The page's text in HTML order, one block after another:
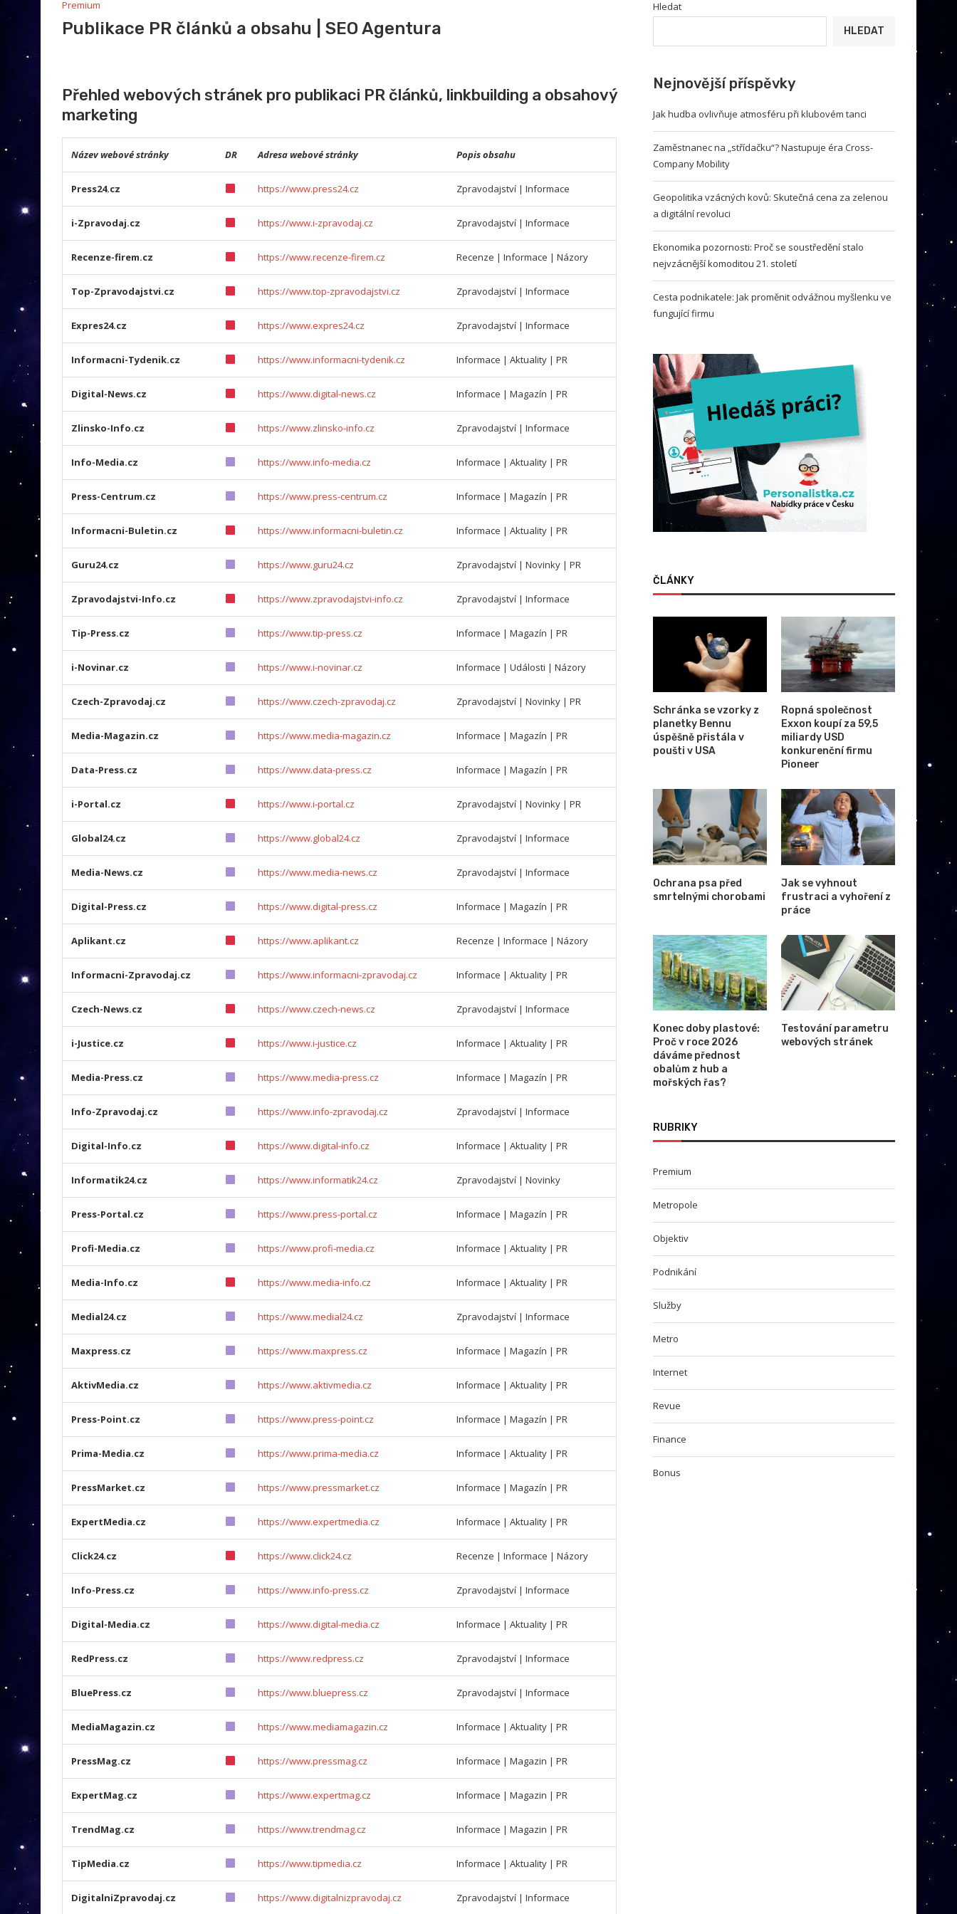
Premium
Publikace PR článků a obsahu | SEO Agentura
Přehled webových stránek pro publikaci PR článků, linkbuilding a obsahový
marketing
Název webové stránky DR Adresa webové stránky Popis obsahu
Press24.cz https://www.press24.cz Zpravodajství | Informace
i-Zpravodaj.cz https://www.i-zpravodaj.cz Zpravodajství | Informace
Recenze-firem.cz https://www.recenze-firem.cz Recenze | Informace | Názory
Top-Zpravodajstvi.cz https://www.top-zpravodajstvi.cz Zpravodajství | Informace
Expres24.cz https://www.expres24.cz Zpravodajství | Informace
Informacni-Tydenik.cz https://www.informacni-tydenik.cz Informace | Aktuality | PR
Digital-News.cz https://www.digital-news.cz Informace | Magazín | PR
Zlinsko-Info.cz https://www.zlinsko-info.cz Zpravodajství | Informace
Info-Media.cz https://www.info-media.cz Informace | Aktuality | PR
Press-Centrum.cz https://www.press-centrum.cz Informace | Magazín | PR
Informacni-Buletin.cz https://www.informacni-buletin.cz Informace | Aktuality | PR
Guru24.cz https://www.guru24.cz Zpravodajství | Novinky | PR
Zpravodajstvi-Info.cz https://www.zpravodajstvi-info.cz Zpravodajství | Informace
Tip-Press.cz https://www.tip-press.cz Informace | Magazín | PR
i-Novinar.cz https://www.i-novinar.cz Informace | Události | Názory
Czech-Zpravodaj.cz https://www.czech-zpravodaj.cz Zpravodajství | Novinky | PR
Media-Magazin.cz https://www.media-magazin.cz Informace | Magazín | PR
Data-Press.cz https://www.data-press.cz Informace | Magazín | PR
i-Portal.cz https://www.i-portal.cz Zpravodajství | Novinky | PR
Global24.cz https://www.global24.cz Zpravodajství | Informace
Media-News.cz https://www.media-news.cz Zpravodajství | Informace
Digital-Press.cz https://www.digital-press.cz Informace | Magazín | PR
Aplikant.cz https://www.aplikant.cz Recenze | Informace | Názory
Informacni-Zpravodaj.cz https://www.informacni-zpravodaj.cz Informace | Aktuality | PR
Czech-News.cz https://www.czech-news.cz Zpravodajství | Informace
i-Justice.cz https://www.i-justice.cz Informace | Aktuality | PR
Media-Press.cz https://www.media-press.cz Informace | Magazín | PR
Info-Zpravodaj.cz https://www.info-zpravodaj.cz Zpravodajství | Informace
Digital-Info.cz https://www.digital-info.cz Informace | Aktuality | PR
Informatik24.cz https://www.informatik24.cz Zpravodajství | Novinky
Press-Portal.cz https://www.press-portal.cz Informace | Magazín | PR
Profi-Media.cz https://www.profi-media.cz Informace | Aktuality | PR
Media-Info.cz https://www.media-info.cz Informace | Aktuality | PR
Medial24.cz https://www.medial24.cz Zpravodajství | Informace
Maxpress.cz https://www.maxpress.cz Informace | Magazín | PR
AktivMedia.cz https://www.aktivmedia.cz Informace | Aktuality | PR
Press-Point.cz https://www.press-point.cz Informace | Magazín | PR
Prima-Media.cz https://www.prima-media.cz Informace | Aktuality | PR
PressMarket.cz https://www.pressmarket.cz Informace | Magazín | PR
ExpertMedia.cz https://www.expertmedia.cz Informace | Aktuality | PR
Click24.cz https://www.click24.cz Recenze | Informace | Názory
Info-Press.cz https://www.info-press.cz Zpravodajství | Informace
Digital-Media.cz https://www.digital-media.cz Informace | Aktuality | PR
RedPress.cz https://www.redpress.cz Zpravodajství | Informace
BluePress.cz https://www.bluepress.cz Zpravodajství | Informace
MediaMagazin.cz https://www.mediamagazin.cz Informace | Aktuality | PR
PressMag.cz https://www.pressmag.cz Informace | Magazin | PR
ExpertMag.cz https://www.expertmag.cz Informace | Magazin | PR
TrendMag.cz https://www.trendmag.cz Informace | Magazin | PR
TipMedia.cz https://www.tipmedia.cz Informace | Aktuality | PR
DigitalniZpravodaj.cz https://www.digitalnizpravodaj.cz Zpravodajství | Informace
Hledat
HLEDAT
Nejnovější příspěvky
Jak hudba ovlivňuje atmosféru při klubovém tanci
Zaměstnanec na „střídačku“? Nastupuje éra Cross-
Company Mobility
Geopolitika vzácných kovů: Skutečná cena za zelenou
a digitální revoluci
Ekonomika pozornosti: Proč se soustředění stalo
nejvzácnější komoditou 21. století
Cesta podnikatele: Jak proměnit odvážnou myšlenku ve
fungující firmu
ČLÁNKY
Schránka se vzorky z
planetky Bennu
úspěšně přistála v
poušti v USA
Ropná společnost
Exxon koupí za 59,5
miliardy USD
konkurenční firmu
Pioneer
Ochrana psa před
smrtelnými chorobami
Jak se vyhnout
frustraci a vyhoření z
práce
Konec doby plastové:
Proč v roce 2026
dáváme přednost
obalům z hub a
mořských řas?
Testování parametru
webových stránek
RUBRIKY
Premium
Metropole
Objektiv
Podnikání
Služby
Metro
Internet
Revue
Finance
Bonus